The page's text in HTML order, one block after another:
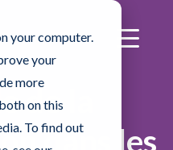
your computer.
your
more
on this
To find out
de la
dans les